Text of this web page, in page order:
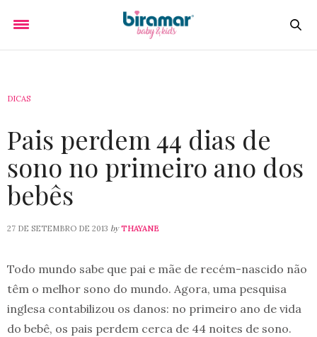
DICAS
Pais perdem 44 dias de
sono no primeiro ano dos
bebês
27 DE SETEMBRO DE 2013 by THAYANE
Todo mundo sabe que pai e mãe de recém-nascido não
têm o melhor sono do mundo. Agora, uma pesquisa
inglesa contabilizou os danos: no primeiro ano de vida
do bebê, os pais perdem cerca de 44 noites de sono.